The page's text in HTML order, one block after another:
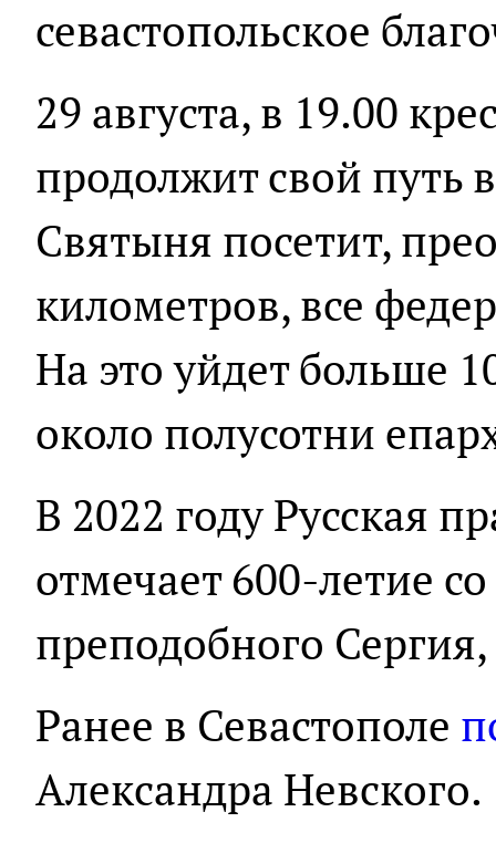
севастопольское
29 августа, в 19.00
продолжит свой путь
Святыня посетит,
километров, все
На это уйдет больше
около полусотни
В 2022 году Русская
отмечает 600-летие
преподобного
Ранее в Севастополе
Александра Невского.